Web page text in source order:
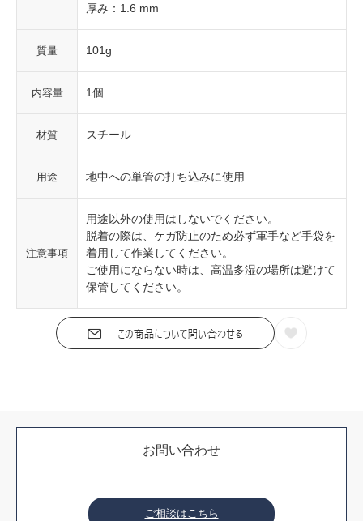
厚み：1.6 mm
質量 101g
内容量 1個
材質 スチール
用途 地中への単管の打ち込みに使用
注意事項
用途以外の使用はしないでください。
脱着の際は、ケガ防止のため必ず軍手など手袋を
着用して作業してください。
ご使用にならない時は、高温多湿の場所は避けて
保管してください。
お問い合わせ
ご相談はこちら